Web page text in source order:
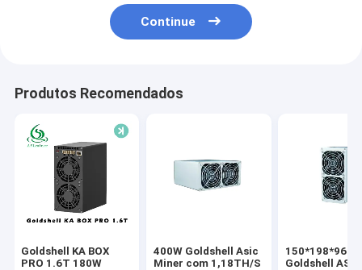
Continue
Produtos Recomendados
Goldshell KA BOX
PRO 1.6T 180W
400W Goldshell Asic
Miner com 1,18TH/S
150*198*96
Goldshell